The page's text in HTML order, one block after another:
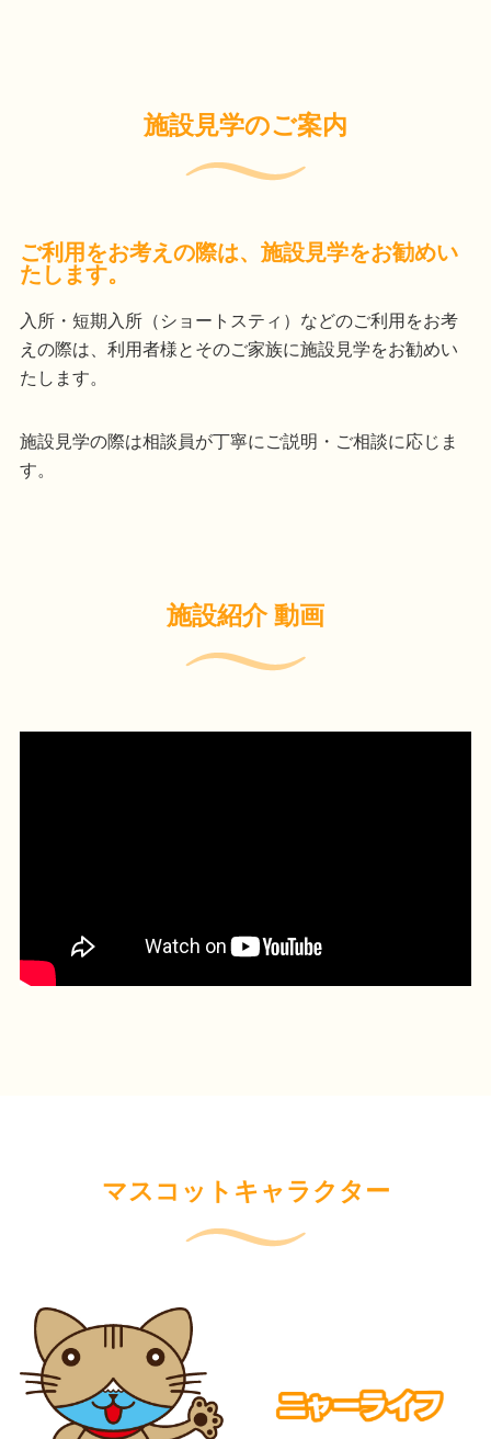
施設見学のご案内
ご利用をお考えの際は、施設見学をお勧めい
たします。
入所・短期入所（ショートスティ） などのご利用をお考
えの際は、利用者様とそのご家族に施設見学をお勧めい
たします。
施設見学の際は相談員が丁寧にご説明・ご相談に応じま
す。
施設紹介 動画
マスコットキャラクター